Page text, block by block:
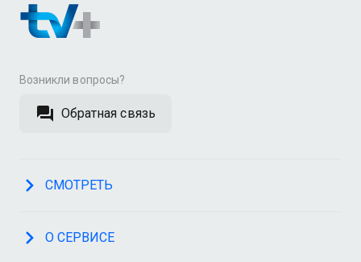
Возникли вопросы?
Обратная связь
СМОТРЕТЬ
О СЕРВИСЕ